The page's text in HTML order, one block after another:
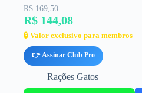
R$ 169,50
R$ 144,08
🔒 Valor exclusivo para membros
👉 Assinar Club Pro
Rações Gatos